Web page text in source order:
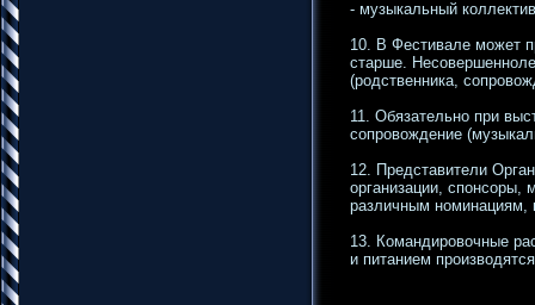
- музыкальный
10. В Фестивале может
старше.
(родственника,
11. Обязательно при
сопровождение
12. Представители
организации, спонсоры,
различным номинациям,
13. Командировочные
и питанием